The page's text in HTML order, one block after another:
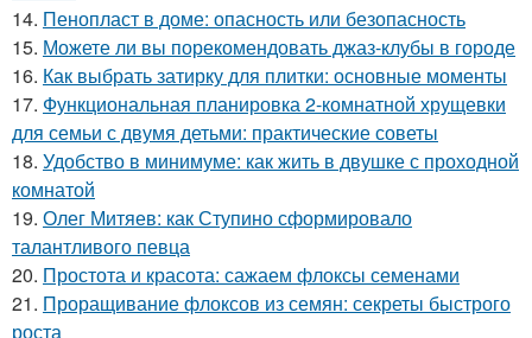
14. Пенопласт в доме: опасность или безопасность
15. Можете ли вы порекомендовать джаз-клубы в городе
16. Как выбрать затирку для плитки: основные моменты
17. Функциональная планировка 2-комнатной хрущевки
для семьи с двумя детьми: практические советы
18. Удобство в минимуме: как жить в двушке с проходной
комнатой
19. Олег Митяев: как Ступино сформировало
талантливого певца
20. Простота и красота: сажаем флоксы семенами
21. Проращивание флоксов из семян: секреты быстрого
роста